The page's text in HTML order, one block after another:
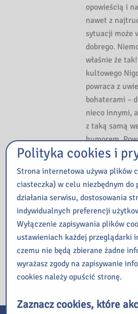
opowieścią i
nawet z
sytuacji może
dobrego.
właśnie że
kultowego
powraca z
bohaterami –
nieco innymi,
z taką samą
humorem.
brawurowa
pytanie, co
tylko z nią,
wszystkim z
napisało
przez 20 lat
bonito.pl].
Integro
Polityka cookies i
Strona internetowa używa plików
ciasteczka) w celu niezbędnym do
działania serwisu, dostosowania
indywidualnych preferencji
Wyłączenie zapisywania plików
ustawieniach każdej przeglądarki
czemu nie będą zbierane żadne
wyrażasz zgody na zapisywanie
cookies należy opuścić stronę.
Zaznacz cookies, które